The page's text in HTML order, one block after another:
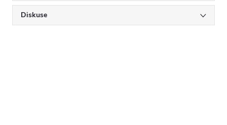
Diskuse